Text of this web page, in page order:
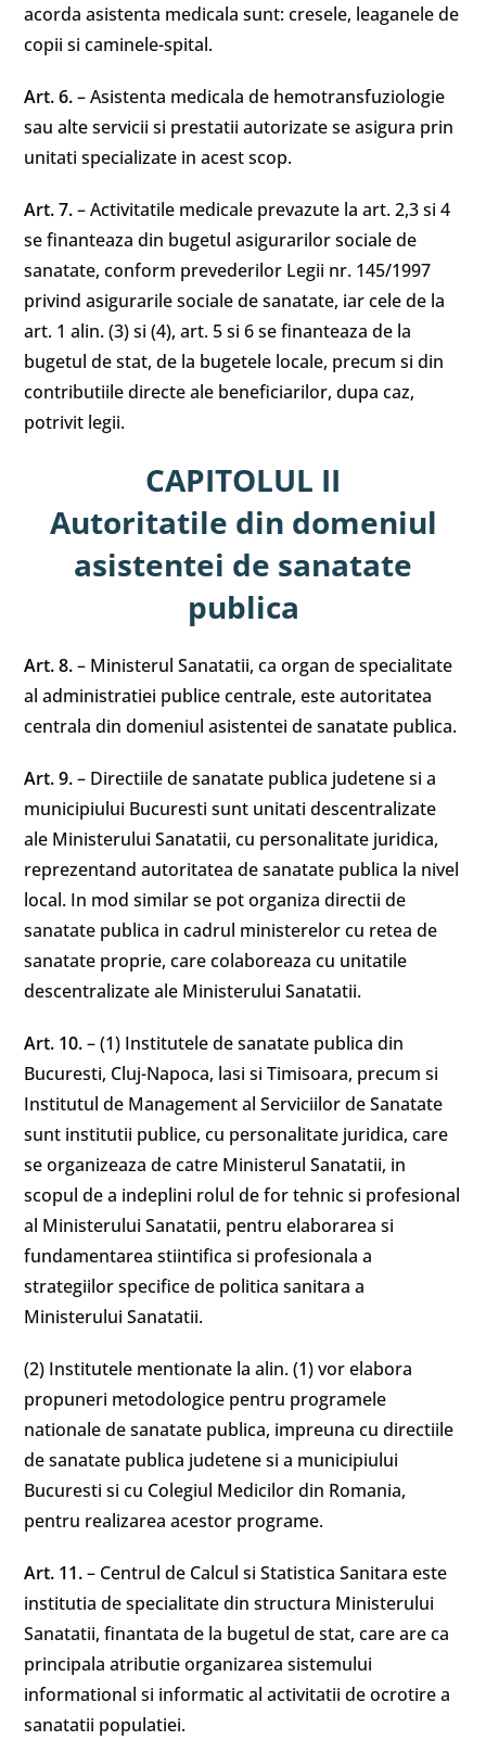
acorda asistenta medicala sunt: cresele, leaganele de
copii si caminele-spital.
Art. 6.– Asistenta medicala de hemotransfuziologie
sau alte servicii si prestatii autorizate se asigura prin
unitati specializate in acest scop.
Art. 7.– Activitatile medicale prevazute la art. 2,3 si 4
se finanteaza din bugetul asigurarilor sociale de
sanatate, conform prevederilor Legii nr. 145/1997
privind asigurarile sociale de sanatate, iar cele de la
art. 1 alin. (3) si (4), art. 5 si 6 se finanteaza de la
bugetul de stat, de la bugetele locale, precum si din
contributiile directe ale beneficiarilor, dupa caz,
potrivit legii.
CAPITOLUL II
Autoritatile din domeniul
asistentei de sanatate
publica
Art. 8.– Ministerul Sanatatii, ca organ de specialitate
al administratiei publice centrale, este autoritatea
centrala din domeniul asistentei de sanatate publica.
Art. 9.– Directiile de sanatate publica judetene si a
municipiului Bucuresti sunt unitati descentralizate
ale Ministerului Sanatatii, cu personalitate juridica,
reprezentand autoritatea de sanatate publica la nivel
local. In mod similar se pot organiza directii de
sanatate publica in cadrul ministerelor cu retea de
sanatate proprie, care colaboreaza cu unitatile
descentralizate ale Ministerului Sanatatii.
Art. 10.– (1) Institutele de sanatate publica din
Bucuresti, Cluj-Napoca, lasi si Timisoara, precum si
Institutul de Management al Serviciilor de Sanatate
sunt institutii publice, cu personalitate juridica, care
se organizeaza de catre Ministerul Sanatatii, in
scopul de a indeplini rolul de for tehnic si profesional
al Ministerului Sanatatii, pentru elaborarea si
fundamentarea stiintifica si profesionala a
strategiilor specifice de politica sanitara a
Ministerului Sanatatii.
(2) Institutele mentionate la alin. (1) vor elabora
propuneri metodologice pentru programele
nationale de sanatate publica, impreuna cu directiile
de sanatate publica judetene si a municipiului
Bucuresti si cu Colegiul Medicilor din Romania,
pentru realizarea acestor programe.
Art. 11.– Centrul de Calcul si Statistica Sanitara este
institutia de specialitate din structura Ministerului
Sanatatii, finantata de la bugetul de stat, care are ca
principala atributie organizarea sistemului
informational si informatic al activitatii de ocrotire a
sanatatii populatiei.